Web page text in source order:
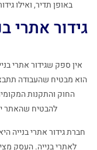
באופן תדיר, ואילו
גידור אתרי
אין ספק שגידור אתרי
הוא מבטיח שהעבודה
החוק והתקנות
להבטיח שהאתר
חברת גידור אתרי בנייה
לאתרי בנייה. העסק